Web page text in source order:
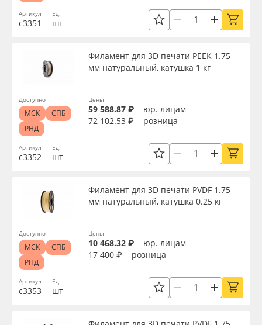
Артикул
с3351
Ед.
шт
Артикул
с3352
Филамент для 3D печати PEEK 1.75
мм натуральный, катушка 1 кг
Ед.
шт
Цены
59 588.87 ₽
юр. лицам
72 102.53 ₽
розница
Доступно
МСК
СПБ
РНД
Артикул
с3353
Филамент для 3D печати PVDF 1.75
мм натуральный, катушка 0.25 кг
Ед.
шт
Цены
10 468.32 ₽
юр. лицам
17 400 ₽
розница
Доступно
МСК
СПБ
РНД